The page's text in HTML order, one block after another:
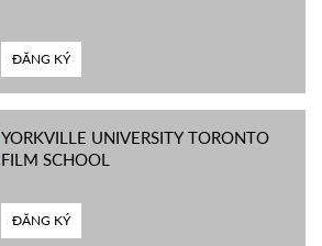
ĐĂNG KÝ
YORKVILLE UNIVERSITY TORONTO
FILM SCHOOL
ĐĂNG KÝ